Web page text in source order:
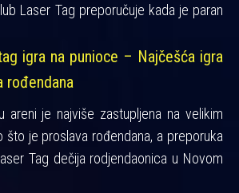
Laser Tag preporučuje kada je paran
igra na punioce – Najčešća igra
rođendana
areni je najviše zastupljena na velikim
što je proslava rođendana, a preporuka
Tag dečija rodjendaonica u Novom